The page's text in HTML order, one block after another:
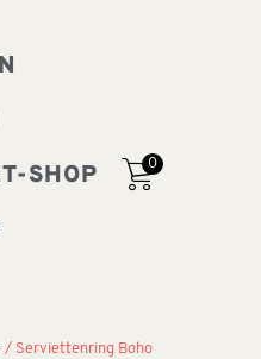
SHOP
0
/ Serviettenring Boho